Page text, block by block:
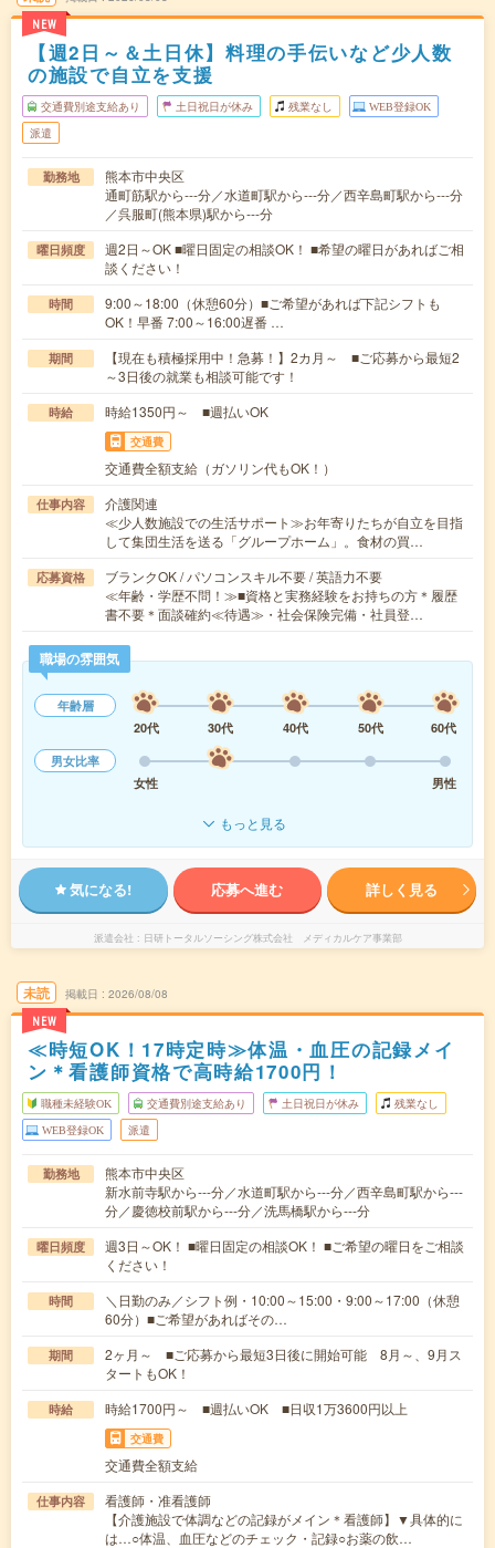
NEW
【週2日～＆土日休】料理の手伝いなど少人数
の施設で自立を支援
交通費別途支給あり 土日祝日が休み 残業なし WEB登録OK
派遣
勤務地
熊本市中央区
通町筋駅から---分／水道町駅から---分／西辛島町駅から---分
／呉服町(熊本県)駅から---分
曜日頻度
週2日～OK ■曜日固定の相談OK！ ■希望の曜日があればご相
談ください！
時間
9:00～18:00（休憩60分）■ご希望があれば下記シフトも
OK！早番 7:00～16:00遅番 …
期間
【現在も積極採用中！急募！】2カ月～ ■ご応募から最短2
～3日後の就業も相談可能です！
時給 時給1350円～ ■週払いOK
交通費
交通費全額支給（ガソリン代もOK！）
仕事内容
介護関連
≪少人数施設での生活サポート≫お年寄りたちが自立を目指
して集団生活を送る「グループホーム」。食材の買…
応募資格
ブランクOK / パソコンスキル不要 / 英語力不要
≪年齢・学歴不問！≫■資格と実務経験をお持ちの方＊履歴
書不要＊面談確約≪待遇≫・社会保険完備・社員登…
職場の雰囲気
年齢層
20代
30代 40代 50代
60代
男女比率
女性
男性
もっと見る
気になる! 応募へ進む 詳しく見る
派遣会社 日研トータルソーシング株式会社 メディカルケア事業部
未読
NEW
掲載日 2026/08/08
≪時短OK！17時定時≫体温・血圧の記録メイ
ン＊看護師資格で高時給1700円！
職種未経験OK 交通費別途支給あり 土日祝日が休み 残業なし
WEB登録OK 派遣
勤務地
熊本市中央区
新水前寺駅から---分／水道町駅から---分／西辛島町駅から---
分／慶徳校前駅から---分／洗馬橋駅から---分
曜日頻度
週3日～OK！ ■曜日固定の相談OK！ ■ご希望の曜日をご相談
ください！
時間
＼日勤のみ／シフト例・10:00～15:00・9:00～17:00（休憩
60分）■ご希望があればその…
期間
2ヶ月～ ■ご応募から最短3日後に開始可能 8月～、9月ス
タートもOK！
時給 時給1700円～ ■週払いOK ■日収1万3600円以上
交通費
交通費全額支給
仕事内容
看護師・准看護師
【介護施設で体調などの記録がメイン＊看護師】▼具体的に
は…○体温、血圧などのチェック・記録○お薬の飲…